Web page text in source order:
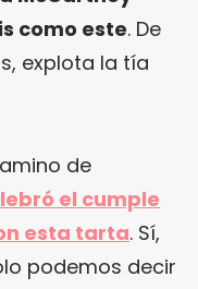
como este. De
explota la tía
de
el cumple
esta tarta. Sí,
podemos decir